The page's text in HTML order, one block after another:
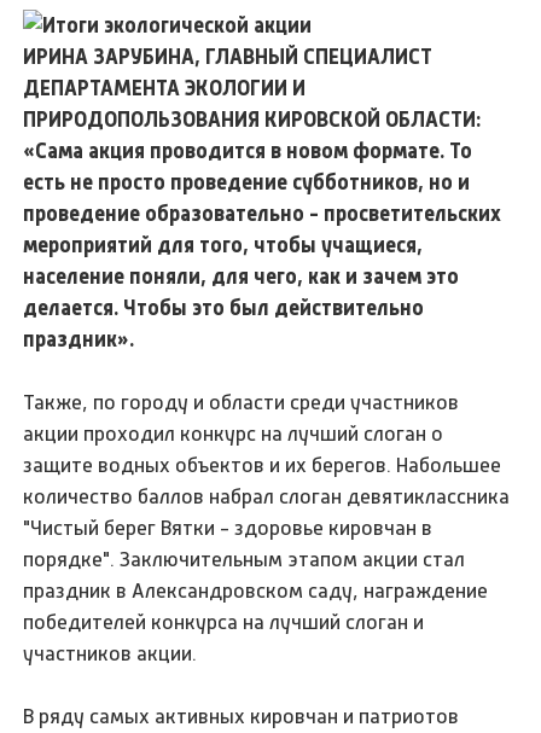
ИРИНА ЗАРУБИНА, ГЛАВНЫЙ СПЕЦИАЛИСТ
ДЕПАРТАМЕНТА ЭКОЛОГИИ И
ПРИРОДОПОЛЬЗОВАНИЯ КИРОВСКОЙ ОБЛАСТИ:
«Сама акция проводится в новом формате. То
есть не просто проведение субботников, но и
проведение образовательно - просветительских
мероприятий для того, чтобы учащиеся,
население поняли, для чего, как и зачем это
делается. Чтобы это был действительно
праздник».
Также, по городу и области среди участников
акции проходил конкурс на лучший слоган о
защите водных объектов и их берегов. Набольшее
количество баллов набрал слоган девятиклассника
"Чистый берег Вятки - здоровье кировчан в
порядке". Заключительным этапом акции стал
праздник в Александровском саду, награждение
победителей конкурса на лучший слоган и
участников акции.
В ряду самых активных кировчан и патриотов